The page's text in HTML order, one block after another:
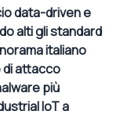
data-driven e
alti gli standard
italiano
di attacco
più
IoT a